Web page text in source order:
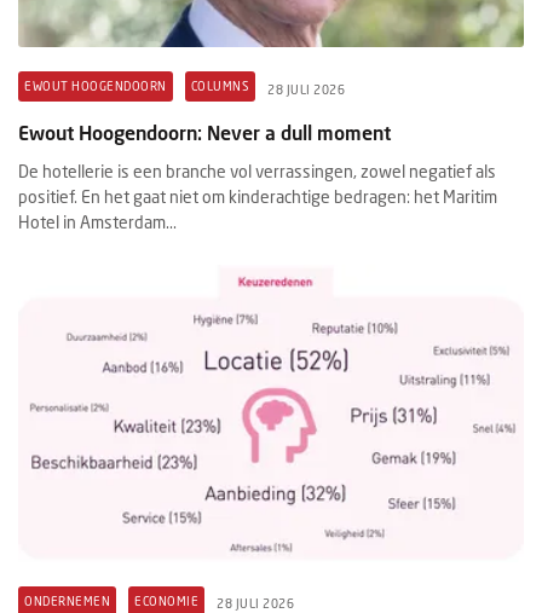
EWOUT HOOGENDOORN COLUMNS 28 JULI 2026
Ewout Hoogendoorn: Never a dull moment
De hotellerie is een branche vol verrassingen, zowel negatief als
positief. En het gaat niet om kinderachtige bedragen: het Maritim
Hotel in Amsterdam...
ONDERNEMEN ECONOMIE 28 JULI 2026